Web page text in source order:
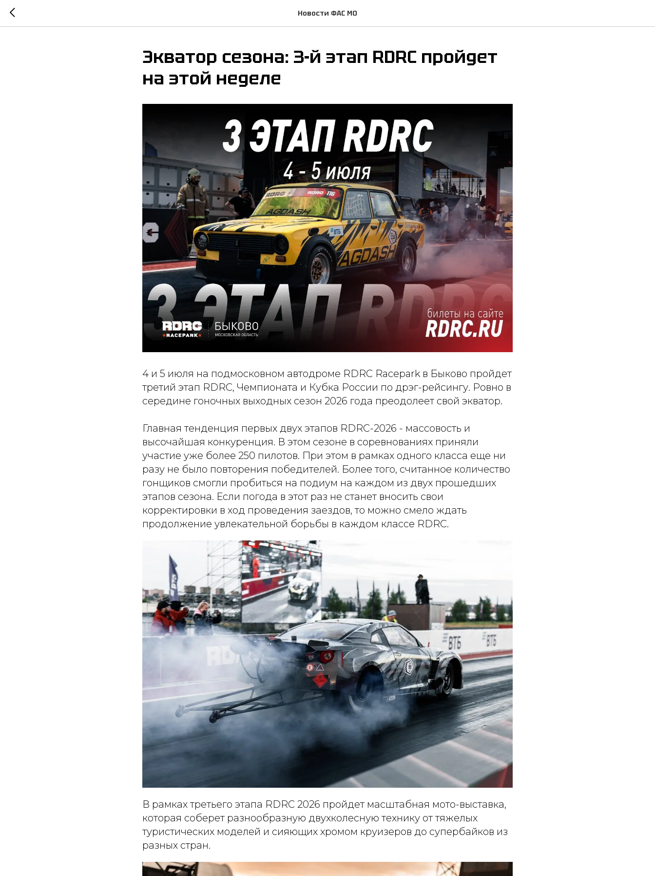
Новости ФАС МО
Экватор сезона: 3-й этап RDRC пройдет
на этой неделе
4 и 5 июля на подмосковном автодроме RDRC Racepark в Быково пройдет
третий этап RDRC, Чемпионата и Кубка России по дрэг-рейсингу. Ровно в
середине гоночных выходных сезон 2026 года преодолеет свой экватор.
Главная тенденция первых двух этапов RDRC-2026 - массовость и
высочайшая конкуренция. В этом сезоне в соревнованиях приняли
участие уже более 250 пилотов. При этом в рамках одного класса еще ни
разу не было повторения победителей. Более того, считанное количество
гонщиков смогли пробиться на подиум на каждом из двух прошедших
этапов сезона. Если погода в этот раз не станет вносить свои
корректировки в ход проведения заездов, то можно смело ждать
продолжение увлекательной борьбы в каждом классе RDRC.
В рамках третьего этапа RDRC 2026 пройдет масштабная мото-выставка,
которая соберет разнообразную двухколесную технику от тяжелых
туристических моделей и сияющих хромом круизеров до супербайков из
разных стран.